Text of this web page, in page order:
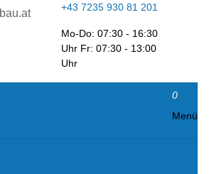
+43 7235 930 81 201
Mo-Do: 07:30 - 16:30
Uhr Fr: 07:30 - 13:00
Uhr
0
Menü